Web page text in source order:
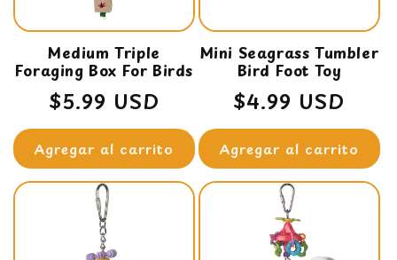
Medium Triple
Foraging Box For Birds
Precio
habitual
$5.99 USD
Agregar al carrito
Mini Seagrass Tumbler
Bird Foot Toy
Precio
habitual
$4.99 USD
Agregar al carrito